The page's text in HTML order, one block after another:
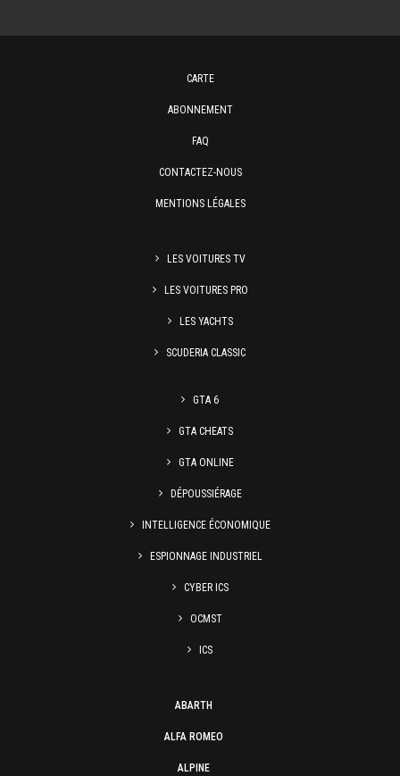
CARTE
ABONNEMENT
FAQ
CONTACTEZ-NOUS
MENTIONS LÉGALES
LES VOITURES TV
LES VOITURES PRO
LES YACHTS
SCUDERIA CLASSIC
GTA 6
GTA CHEATS
GTA ONLINE
DÉPOUSSIÉRAGE
INTELLIGENCE ÉCONOMIQUE
ESPIONNAGE INDUSTRIEL
CYBER ICS
OCMST
ICS
ABARTH
ALFA ROMEO
ALPINE